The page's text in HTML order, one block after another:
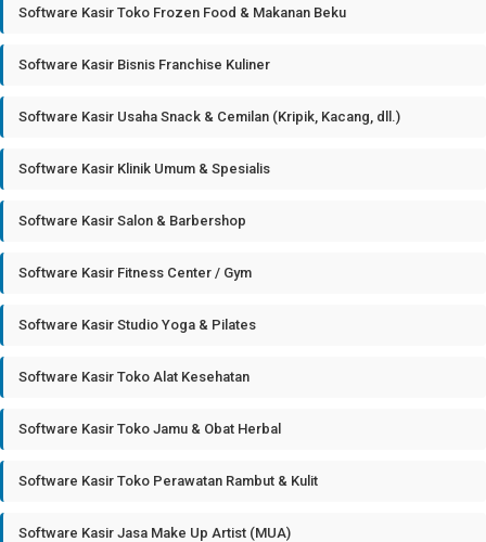
Software Kasir Toko Frozen Food & Makanan Beku
Software Kasir Bisnis Franchise Kuliner
Software Kasir Usaha Snack & Cemilan (Kripik, Kacang, dll.)
Software Kasir Klinik Umum & Spesialis
Software Kasir Salon & Barbershop
Software Kasir Fitness Center / Gym
Software Kasir Studio Yoga & Pilates
Software Kasir Toko Alat Kesehatan
Software Kasir Toko Jamu & Obat Herbal
Software Kasir Toko Perawatan Rambut & Kulit
Software Kasir Jasa Make Up Artist (MUA)